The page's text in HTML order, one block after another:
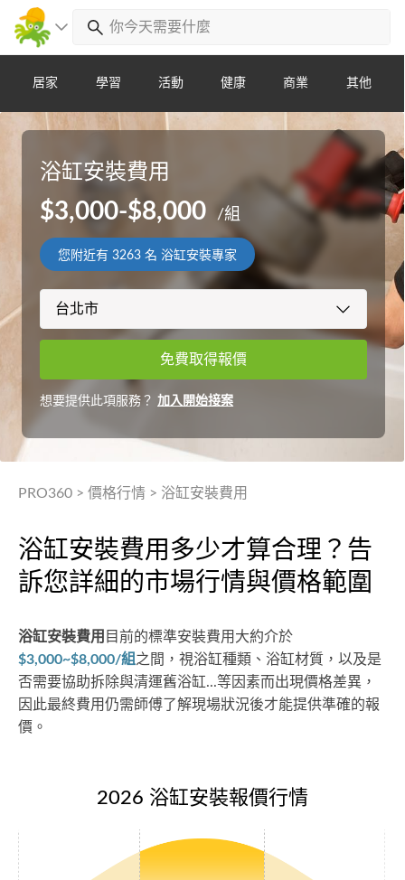
居家 學習 活動 健康 商業 其他
浴缸安裝費用
$3,000-$8,000 /組
您附近有3263 名 浴缸安裝專家
免費取得報價
想要提供此項服務？加入開始接案
PRO360 > 價格行情 > 浴缸安裝費用
浴缸安裝費用多少才算合理？告
訴您詳細的市場行情與價格範圍
浴缸安裝費用 目前的標準安裝費用大約介於
$3,000~$8,000/組之間，視浴缸種類、浴缸材質，以及是
否需要協助拆除與清運舊浴缸...等因素而出現價格差異，
因此最終費用仍需師傅了解現場狀況後才能提供準確的報
價。
2026 浴缸安裝報價行情